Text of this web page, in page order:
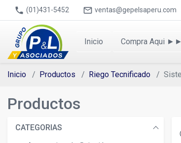
phone (01)431-5452 mail_outline ventas@gepelsaperu.com
Inicio Compra Aqui ►►
Inicio Productos Riego Tecnificado
Productos
CATEGORIAS